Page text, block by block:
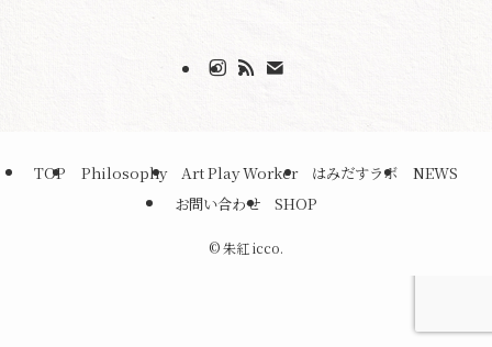
TOP Philosophy Art Play Worker はみだすラボ
NEWS
お問い合わせ
SHOP
©朱紅 icco.